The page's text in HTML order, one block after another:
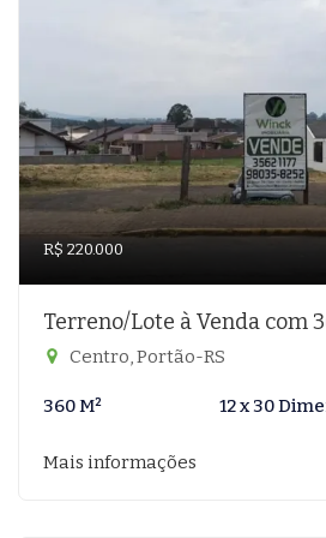
R$ 220.000
Terreno/Lote à Venda com
Centro, Portão-RS
360 M² 12 x 30
Mais informações